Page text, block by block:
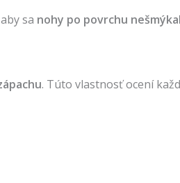
sa nohy po povrchu
. Túto vlastnosť ocení